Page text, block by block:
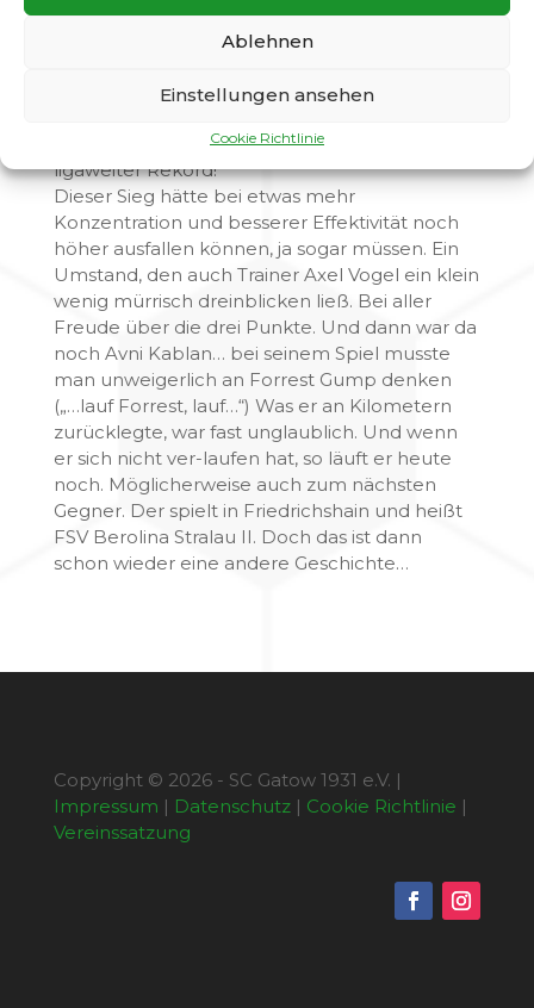
Ablehnen
Einstellungen ansehen
Cookie Richtlinie
Spaß auf dieser Seite des Platzes. Die „fuwo“
schrieb am Montag von einer „Raychouni-
verdiente 3:0 Sieg ging komplett auf seine
jetzt bei sage und schreibe 24 Toren. Das ist
ligaweiter Rekord!
Dieser Sieg hätte bei etwas mehr
Konzentration und besserer Effektivität noch
höher ausfallen können, ja sogar müssen. Ein
Umstand, den auch Trainer Axel Vogel ein klein
wenig mürrisch dreinblicken ließ. Bei aller
Freude über die drei Punkte. Und dann war da
noch Avni Kablan… bei seinem Spiel musste
man unweigerlich an Forrest Gump denken
(„…lauf Forrest, lauf…“) Was er an Kilometern
zurücklegte, war fast unglaublich. Und wenn
er sich nicht ver-laufen hat, so läuft er heute
noch. Möglicherweise auch zum nächsten
Gegner. Der spielt in Friedrichshain und heißt
FSV Berolina Stralau II. Doch das ist dann
schon wieder eine andere Geschichte…
Copyright © 2026 - SC Gatow 1931 e.V. |
Impressum | Datenschutz| Cookie Richtlinie |
Vereinssatzung